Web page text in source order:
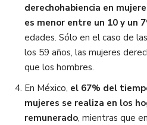
derechohabiencia en
es menor entre un 10 y un
edades. Sólo en el caso de
los 59 años, las mujeres
que los hombres.
En México, el 67% del
mujeres se realiza en los
remunerado, mientras que